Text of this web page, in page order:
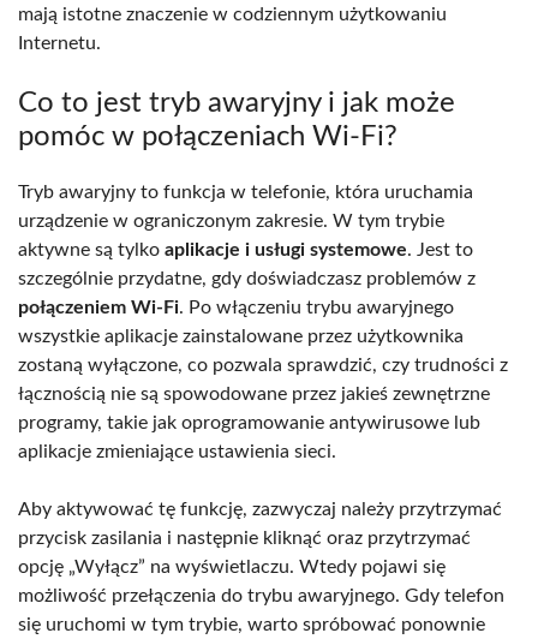
mają istotne znaczenie w codziennym użytkowaniu
Internetu.
Co to jest tryb awaryjny i jak może
pomóc w połączeniach Wi-Fi?
Tryb awaryjny to funkcja w telefonie, która uruchamia
urządzenie w ograniczonym zakresie. W tym trybie
aktywne są tylko aplikacje i usługi systemowe. Jest to
szczególnie przydatne, gdy doświadczasz problemów z
połączeniem Wi-Fi. Po włączeniu trybu awaryjnego
wszystkie aplikacje zainstalowane przez użytkownika
zostaną wyłączone, co pozwala sprawdzić, czy trudności z
łącznością nie są spowodowane przez jakieś zewnętrzne
programy, takie jak oprogramowanie antywirusowe lub
aplikacje zmieniające ustawienia sieci.
Aby aktywować tę funkcję, zazwyczaj należy przytrzymać
przycisk zasilania i następnie kliknąć oraz przytrzymać
opcję „Wyłącz” na wyświetlaczu. Wtedy pojawi się
możliwość przełączenia do trybu awaryjnego. Gdy telefon
się uruchomi w tym trybie, warto spróbować ponownie